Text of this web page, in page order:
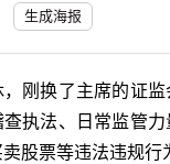
生成海报
刚换了主席的证
查执法、日常监管
股票等违法违规行